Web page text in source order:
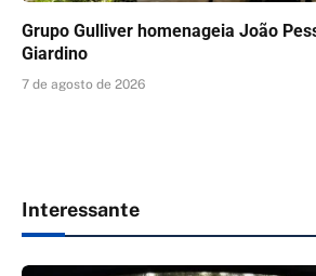
Grupo Gulliver homenageia João
Giardino
7 de agosto de 2026
Interessante